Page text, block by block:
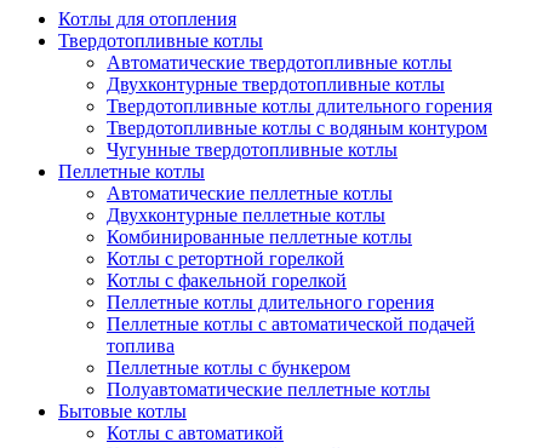
Котлы для отопления
Твердотопливные котлы
Автоматические твердотопливные котлы
Двухконтурные твердотопливные котлы
Твердотопливные котлы длительного горения
Твердотопливные котлы с водяным контуром
Чугунные твердотопливные котлы
Пеллетные котлы
Автоматические пеллетные котлы
Двухконтурные пеллетные котлы
Комбинированные пеллетные котлы
Котлы с ретортной горелкой
Котлы с факельной горелкой
Пеллетные котлы длительного горения
Пеллетные котлы с автоматической подачей
топлива
Пеллетные котлы с бункером
Полуавтоматические пеллетные котлы
Бытовые котлы
Котлы с автоматикой